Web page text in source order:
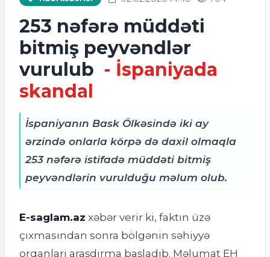
253 nəfərə müddəti
bitmiş peyvəndlər
vurulub - İspaniyada
skandal
İspaniyanın Bask Ölkəsində iki ay
ərzində onlarla körpə də daxil olmaqla
253 nəfərə istifadə müddəti bitmiş
peyvəndlərin vurulduğu məlum olub.
E-saglam.az xəbər verir ki, faktın üzə
çıxmasından sonra bölgənin səhiyyə
orqanları araşdırma başladıb. Məlumat EH